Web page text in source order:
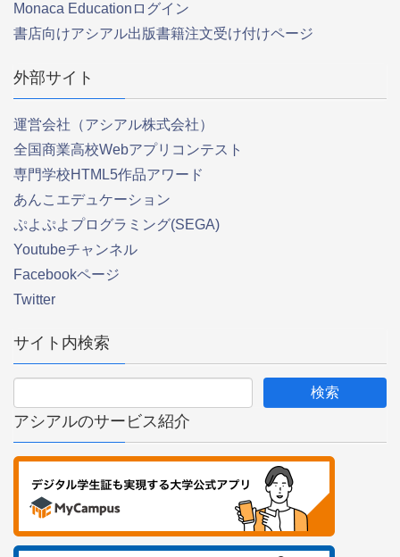
Monaca Educationログイン
書店向けアシアル出版書籍注文受け付けページ
外部サイト
運営会社（アシアル株式会社）
全国商業高校Webアプリコンテスト
専門学校HTML5作品アワード
あんこエデュケーション
ぷよぷよプログラミング(SEGA)
Youtubeチャンネル
Facebookページ
Twitter
サイト内検索
アシアルのサービス紹介